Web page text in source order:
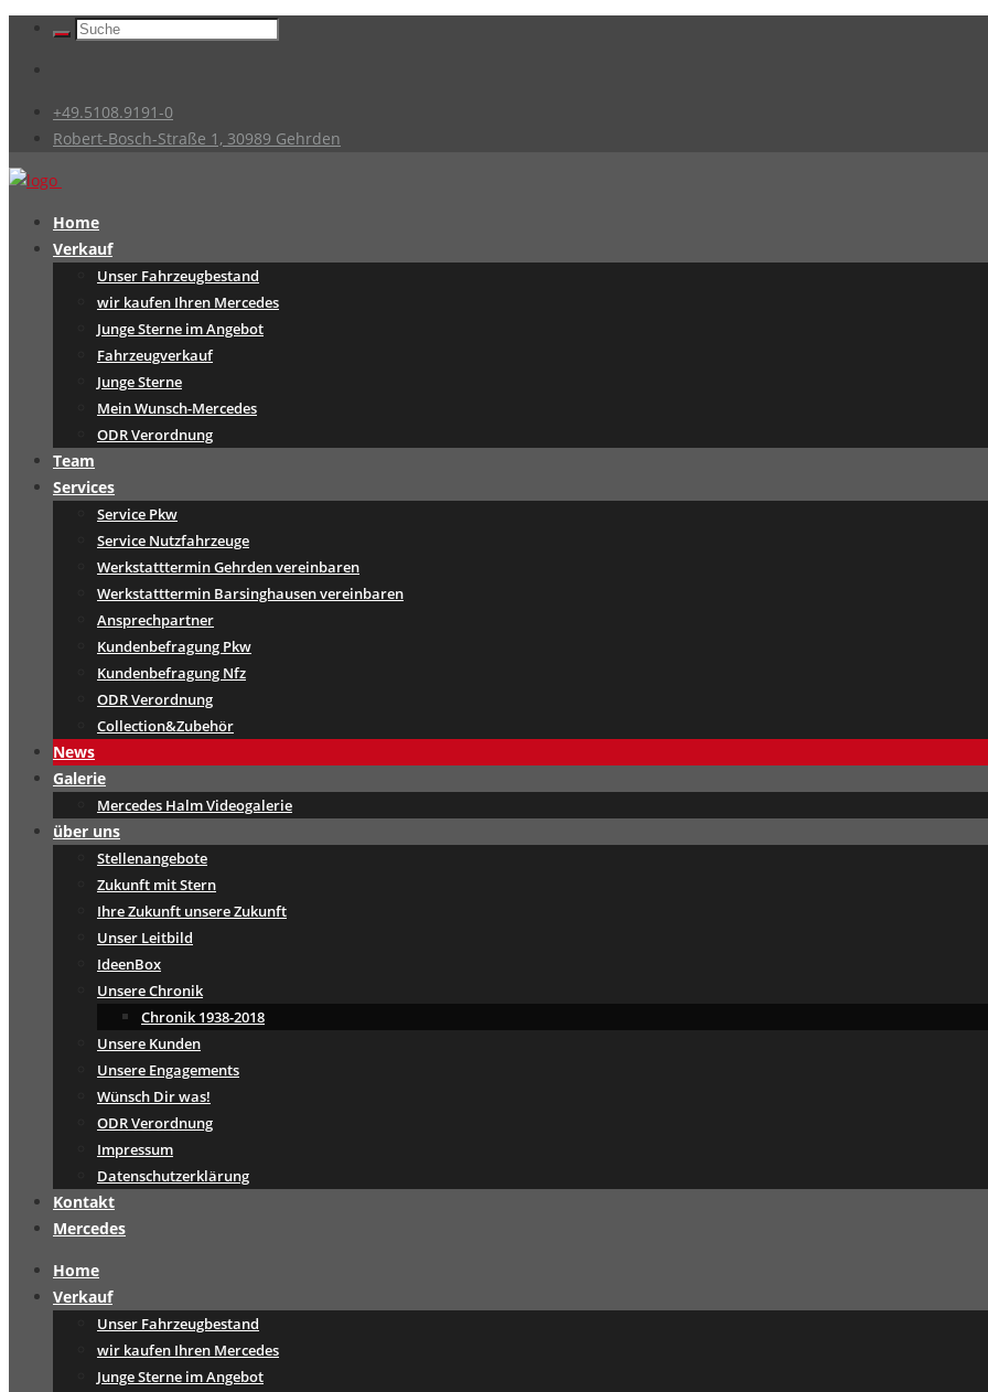
+49.5108.9191-0
Robert-Bosch-Straße 1, 30989 Gehrden
Home
Verkauf
Unser Fahrzeugbestand
wir kaufen Ihren Mercedes
Junge Sterne im Angebot
Fahrzeugverkauf
Junge Sterne
Mein Wunsch-Mercedes
ODR Verordnung
Team
Services
Service Pkw
Service Nutzfahrzeuge
Werkstatttermin Gehrden vereinbaren
Werkstatttermin Barsinghausen vereinbaren
Ansprechpartner
Kundenbefragung Pkw
Kundenbefragung Nfz
ODR Verordnung
Collection&Zubehör
News
Galerie
Mercedes Halm Videogalerie
über uns
Stellenangebote
Zukunft mit Stern
Ihre Zukunft unsere Zukunft
Unser Leitbild
IdeenBox
Unsere Chronik
Chronik 1938-2018
Unsere Kunden
Unsere Engagements
Wünsch Dir was!
ODR Verordnung
Impressum
Datenschutzerklärung
Kontakt
Mercedes
Home
Verkauf
Unser Fahrzeugbestand
wir kaufen Ihren Mercedes
Junge Sterne im Angebot